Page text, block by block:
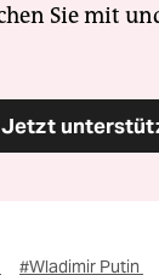
Sie mit
Jetzt
#Wladimir Putin